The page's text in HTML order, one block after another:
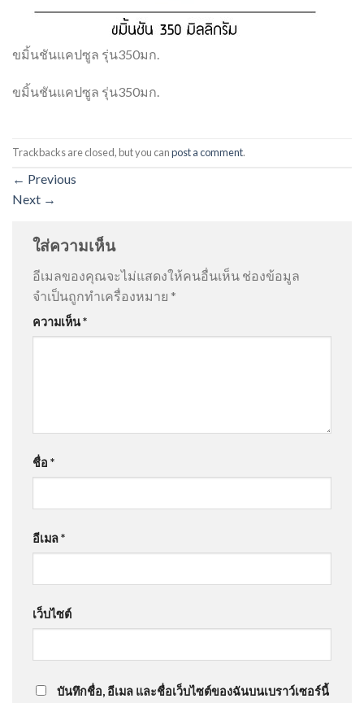
ขมิ้นชันแคปซูล รุ่น350มก.
ขมิ้นชันแคปซูล รุ่น350มก.
Trackbacks are closed, but you canpost a comment.
← Previous
Next →
ใส่ความเห็น
อีเมลของคุณจะไม่แสดงให้คนอื่นเห็น ช่องข้อมูล
จำเป็นถูกทำเครื่องหมาย *
ความเห็น*
ชื่อ *
อีเมล*
เว็บไซต์
บันทึกชื่อ, อีเมล และชื่อเว็บไซต์ของฉันบนเบราว์เซอร์นี้